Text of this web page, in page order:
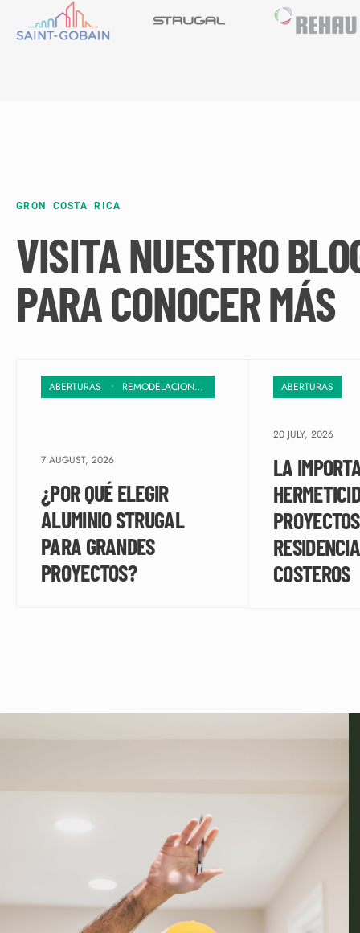
GRON COSTA RICA
VISITA NUESTRO
PARA CONOCER MÁS
ABERTURAS • REMODELACIONES
7 AUGUST, 2026
¿POR QUÉ ELEGIR
ALUMINIO STRUGAL
PARA GRANDES
PROYECTOS?
ABERTURAS
20 JULY, 2026
LA
PROYECTOS
COSTEROS